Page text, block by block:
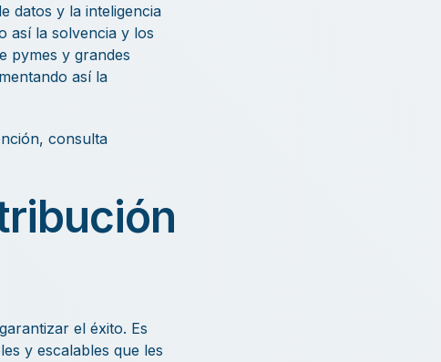
datos y la inteligencia
así la solvencia y los
pymes y grandes
así la
consulta
el éxito. Es
y escalables que les